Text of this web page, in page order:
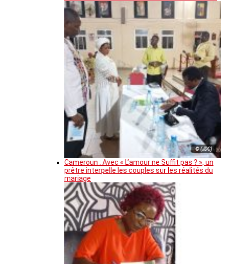
© (JDC)
Cameroun : Avec « L’amour ne Suffit pas ? », un
prêtre interpelle les couples sur les réalités du
mariage